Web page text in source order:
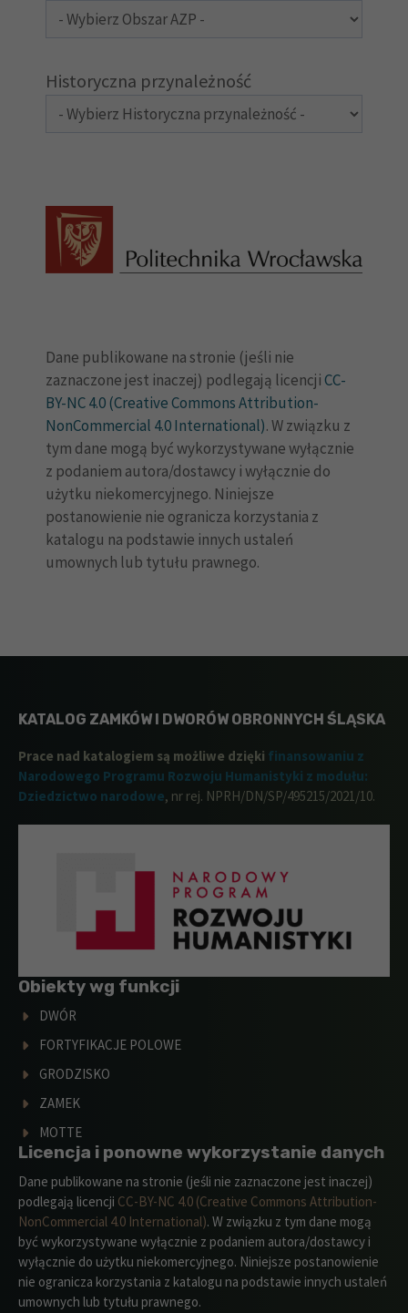
Historyczna przynależność
Dane publikowane na stronie (jeśli nie
zaznaczone jest inaczej) podlegają licencjiCC-
BY-NC 4.0 (Creative Commons Attribution-
NonCommercial 4.0 International). W związku z
tym dane mogą być wykorzystywane wyłącznie
z podaniem autora/dostawcy i wyłącznie do
użytku niekomercyjnego. Niniejsze
postanowienie nie ogranicza korzystania z
katalogu na podstawie innych ustaleń
umownych lub tytułu prawnego.
KATALOG ZAMKÓW I DWORÓW OBRONNYCH ŚLĄSKA
Prace nad katalogiem są możliwe dzięki finansowaniu z
Narodowego Programu Rozwoju Humanistyki z modułu:
Dziedzictwo narodowe, nr rej. NPRH/DN/SP/495215/2021/10.
Obiekty wg funkcji
DWÓR
FORTYFIKACJE POLOWE
GRODZISKO
ZAMEK
MOTTE
Licencja i ponowne wykorzystanie danych
Dane publikowane na stronie (jeśli nie zaznaczone jest inaczej)
podlegają licencji CC-BY-NC 4.0 (Creative Commons Attribution-
NonCommercial 4.0 International). W związku z tym dane mogą
być wykorzystywane wyłącznie z podaniem autora/dostawcy i
wyłącznie do użytku niekomercyjnego. Niniejsze postanowienie
nie ogranicza korzystania z katalogu na podstawie innych ustaleń
umownych lub tytułu prawnego.